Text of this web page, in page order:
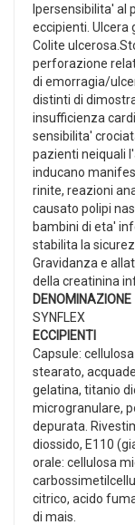
Ipersensibilita' al
eccipienti. Ulcera
Colite
perforazione
di emorragia/
distinti di
insufficienza
sensibilita'
pazienti neiquali
inducano
rinite, reazioni
causato polipi
bambini di eta'
stabilita la
Gravidanza e
della creatinina
DENOMINAZIONE
SYNFLEX
ECCIPIENTI
Capsule:
stearato,
gelatina, titanio
microgranulare,
depurata.
diossido, E110
orale: cellulosa
citrico, acido
di mais.